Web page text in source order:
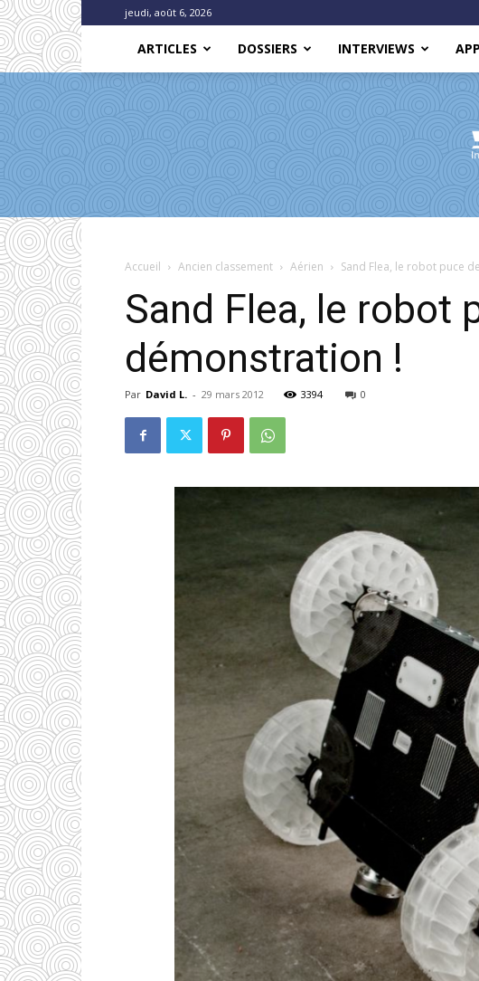
jeudi, août 6, 2026
ARTICLES DOSSIERS INTERVIEWS
Accueil Ancien classement Aérien Sand Flea, le robot puce
Sand Flea, le robot
démonstration !
Par David L. - 29 mars 2012 3394 0